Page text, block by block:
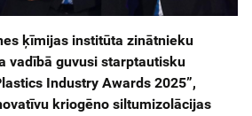
ķīmijas institūta zinātnieku
vadībā guvusi starptautisku
Industry Awards 2025”,
kriogēno siltumizolācijas